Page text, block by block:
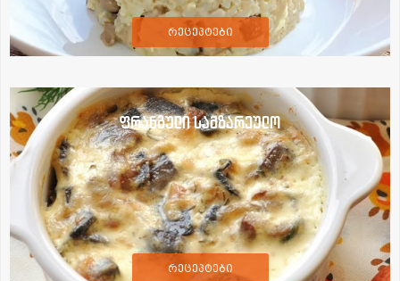
რეცეპტები
ფრანგული სამზარეულო
რეცეპტები